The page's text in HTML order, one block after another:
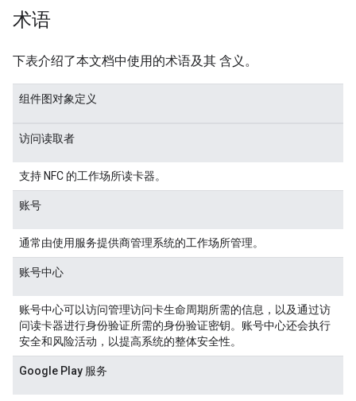
术语
下表介绍了本文档中使用的术语及其 含义。
组件图对象定义
访问读取者
支持 NFC 的工作场所读卡器。
账号
通常由使用服务提供商管理系统的工作场所管理。
账号中心
账号中心可以访问管理访问卡生命周期所需的信息，以及通过访
问读卡器进行身份验证所需的身份验证密钥。账号中心还会执行
安全和风险活动，以提高系统的整体安全性。
Google Play 服务